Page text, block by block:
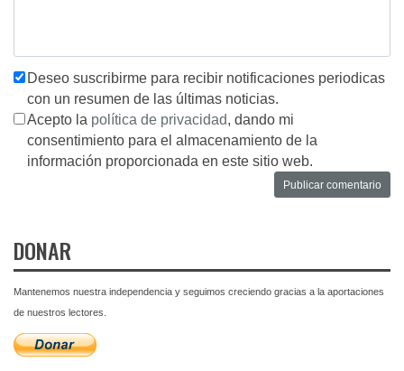
Deseo suscribirme para recibir notificaciones periodicas
con un resumen de las últimas noticias.
Acepto la política de privacidad, dando mi
consentimiento para el almacenamiento de la
información proporcionada en este sitio web.
DONAR
Mantenemos nuestra independencia y seguimos creciendo gracias a la aportaciones
de nuestros lectores.